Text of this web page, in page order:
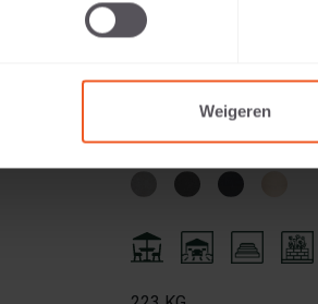
Weigeren
178 KG